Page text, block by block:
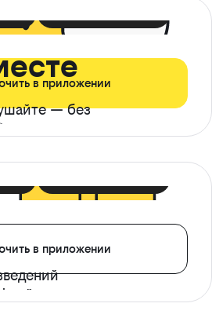
— без
в приложении
в приложении